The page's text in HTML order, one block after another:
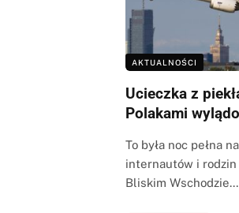
AKTUALNOŚCI
Ucieczka z
Polakami
To była noc pełna
internautów i
Bliskim